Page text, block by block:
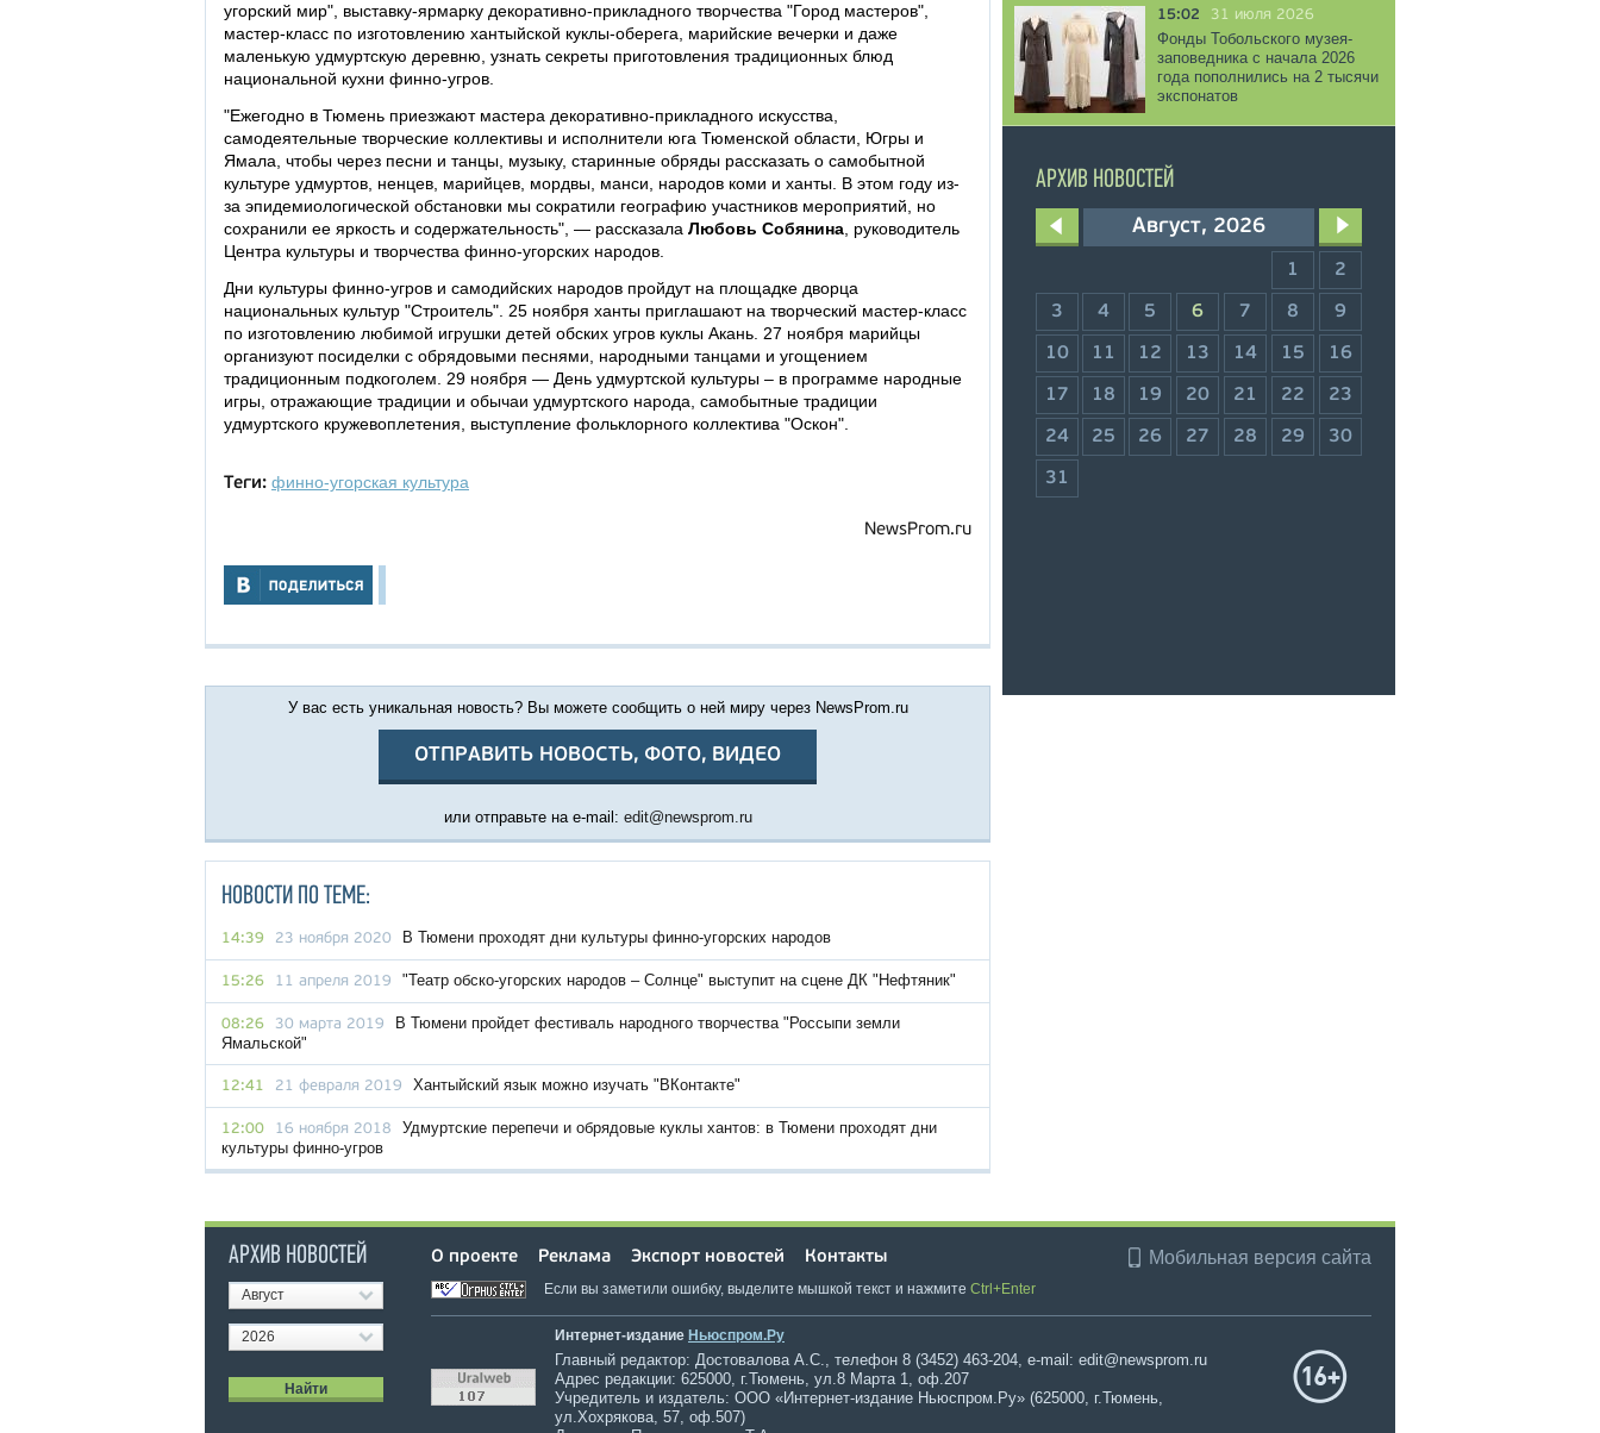
угорский мир", выставку-ярмарку декоративно-прикладного творчества "Город мастеров",
мастер-класс по изготовлению хантыйской куклы-оберега, марийские вечерки и даже
маленькую удмуртскую деревню, узнать секреты приготовления традиционных блюд
национальной кухни финно-угров.
"Ежегодно в Тюмень приезжают мастера декоративно-прикладного искусства,
самодеятельные творческие коллективы и исполнители юга Тюменской области, Югры и
Ямала, чтобы через песни и танцы, музыку, старинные обряды рассказать о самобытной
культуре удмуртов, ненцев, марийцев, мордвы, манси, народов коми и ханты. В этом году из-
за эпидемиологической обстановки мы сократили географию участников мероприятий, но
сохранили ее яркость и содержательность", — рассказала Любовь Собянина , руководитель
Центра культуры и творчества финно-угорских народов.
Дни культуры финно-угров и самодийских народов пройдут на площадке дворца
национальных культур "Строитель". 25 ноября ханты приглашают на творческий мастер-класс
по изготовлению любимой игрушки детей обских угров куклы Акань. 27 ноября марийцы
организуют посиделки с обрядовыми песнями, народными танцами и угощением
традиционным подкоголем. 29 ноября — День удмуртской культуры – в программе народные
игры, отражающие традиции и обычаи удмуртского народа, самобытные традиции
удмуртского кружевоплетения, выступление фольклорного коллектива "Оскон".
Теги: финно-угорская культура
NewsProm.ru
У вас есть уникальная новость? Вы можете сообщить о ней миру через NewsProm.ru
ОТПРАВИТЬ НОВОСТЬ, ФОТО, ВИДЕО
или отправьте на e-mail: edit@newsprom.ru
НОВОСТИ ПО ТЕМЕ:
14:39 23 ноября 2020 В Тюмени проходят дни культуры финно-угорских народов
15:26 11 апреля 2019 "Театр обско-угорских народов – Солнце" выступит на сцене ДК "Нефтяник"
08:26 30 марта 2019
В Тюмени пройдет фестиваль народного творчества "Россыпи земли
Ямальской"
12:41 21 февраля 2019 Хантыйский язык можно изучать "ВКонтакте"
12:00 16 ноября 2018
Удмуртские перепечи и обрядовые куклы хантов: в Тюмени проходят дни
культуры финно-угров
15:02 31 июля 2026
Фонды Тобольского музея-
заповедника с начала 2026
года пополнились на 2 тысячи
экспонатов
АРХИВ НОВОСТЕЙ
Август, 2026
1 2
3 4 5 6 7 8 9
10 11 12 13 14 15 16
17 18 19 20 21 22 23
24 25 26 27 28 29 30
31
АРХИВ НОВОСТЕЙ
Август
2026
О проекте Реклама Экспорт новостей Контакты Мобильная версия сайта
Если вы заметили ошибку, выделите мышкой текст и нажмите Ctrl+Enter
Интернет-издание Ньюспром.Ру
Главный редактор: Достовалова А.С., телефон 8 (3452) 463-204, e-mail: edit@newsprom.ru
Адрес редакции: 625000, г.Тюмень, ул.8 Марта 1, оф.207
Учредитель и издатель: ООО «Интернет-издание Ньюспром.Ру» (625000, г.Тюмень,
ул.Хохрякова, 57, оф.507)